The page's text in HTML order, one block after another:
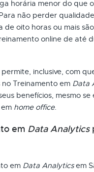
horária menor do que
não perder
de oito horas ou mais
online de até
inclusive, com
Treinamento em Data
benefícios, mesmo se
home office.
em Data Analytics
em Data Analyticsem